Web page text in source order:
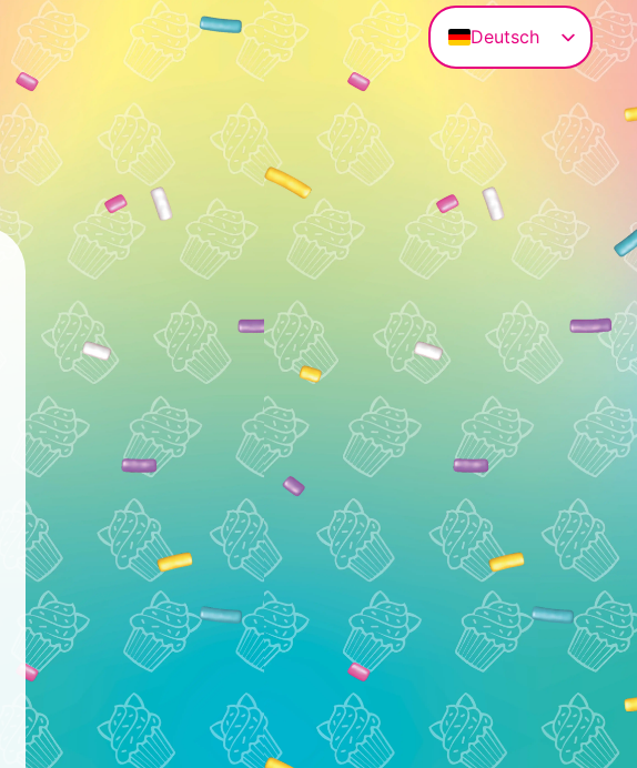
Deutsch
English (UK)
Magyar
Français
Polski
Italiano